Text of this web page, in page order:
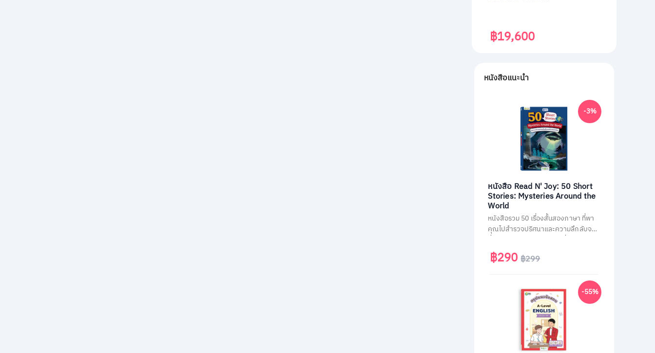
฿19,600
หนังสือแนะนำ
หนังสือ Read N' Joy: 50 Short
Stories: Mysteries Around the
World
หนังสือรวม 50 เรื่องสั้นสองภาษา ที่พา
คุณไปสำรวจปริศนาและความลึกลับจาก
และสามเหลี่ยมเบอร์มิวด้า อ่านง่าย จบใน
หน้าเดียว พร้อม QR Code ฟังเสียง
1,500 คำ ช่วยพัฒนาทักษะอ่าน-ฟัง
ภาษาอังกฤษได้อย่างสนุกสนาน เหมาะ
สำหรับผู้ที่ชอบเรื่องลึกลับและต้องการ
ฝึกภาษาในเวลาเดียวกัน
-3%
฿290฿299
-55%